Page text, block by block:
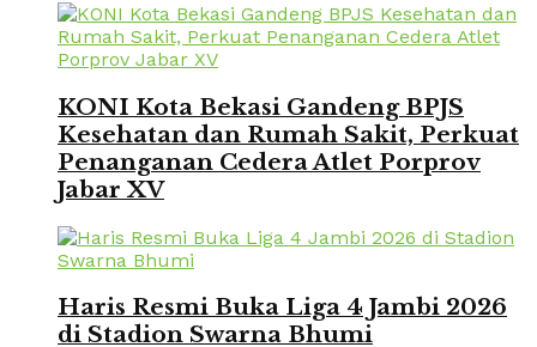
KONI Kota Bekasi Gandeng BPJS
Kesehatan dan Rumah Sakit, Perkuat
Penanganan Cedera Atlet Porprov
Jabar XV
Haris Resmi Buka Liga 4 Jambi 2026
di Stadion Swarna Bhumi